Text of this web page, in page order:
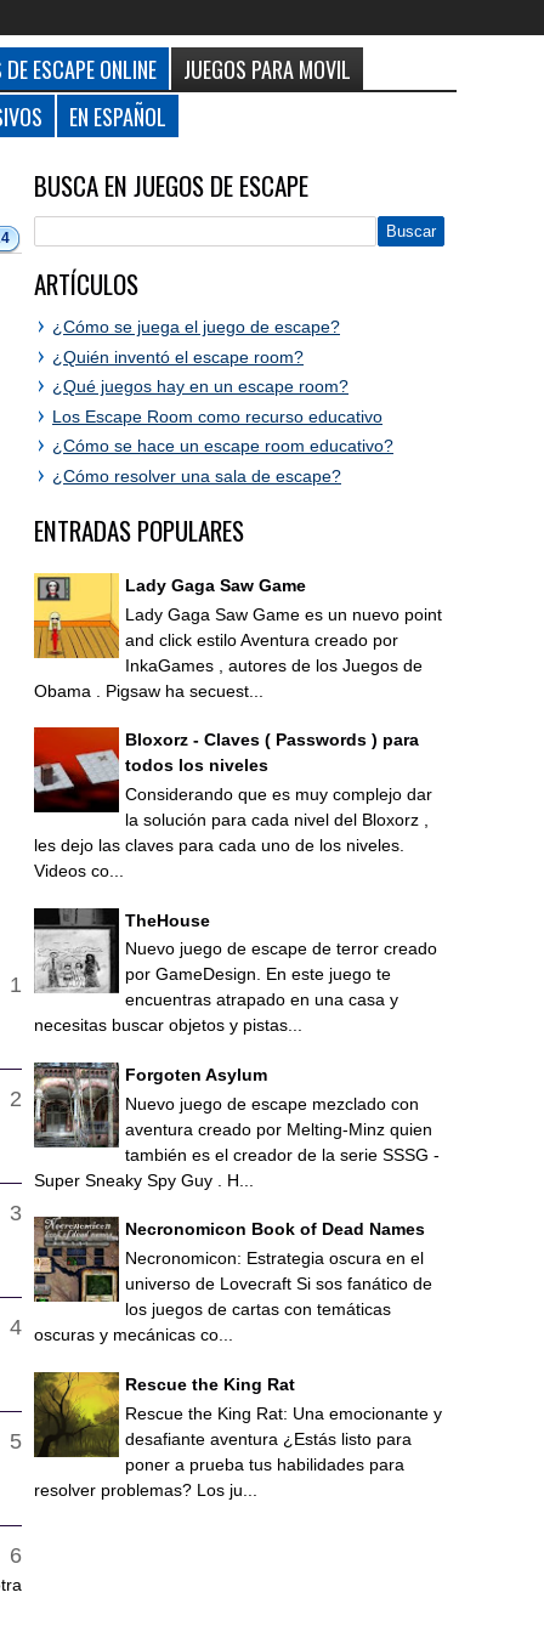
ESCAPE ONLINE
JUEGOS PARA MOVIL
EN ESPAÑOL
BUSCA EN JUEGOS DE ESCAPE
ARTÍCULOS
¿Cómo se juega el juego de escape?
¿Quién inventó el escape room?
¿Qué juegos hay en un escape room?
Los Escape Room como recurso educativo
¿Cómo se hace un escape room educativo?
¿Cómo resolver una sala de escape?
ENTRADAS POPULARES
Lady Gaga Saw Game
Lady Gaga Saw Game es un nuevo point
and click estilo Aventura creado por
InkaGames , autores de los Juegos de
Obama . Pigsaw ha secuest...
Bloxorz - Claves ( Passwords ) para
todos los niveles
Considerando que es muy complejo dar
la solución para cada nivel del Bloxorz ,
les dejo las claves para cada uno de los niveles.
Videos co...
TheHouse
Nuevo juego de escape de terror creado
por GameDesign. En este juego te
encuentras atrapado en una casa y
necesitas buscar objetos y pistas...
Forgoten Asylum
Nuevo juego de escape mezclado con
aventura creado por Melting-Minz quien
también es el creador de la serie SSSG -
Super Sneaky Spy Guy . H...
Necronomicon Book of Dead Names
Necronomicon: Estrategia oscura en el
universo de Lovecraft Si sos fanático de
los juegos de cartas con temáticas
oscuras y mecánicas co...
Rescue the King Rat
Rescue the King Rat: Una emocionante y
desafiante aventura ¿Estás listo para
poner a prueba tus habilidades para
resolver problemas? Los ju...